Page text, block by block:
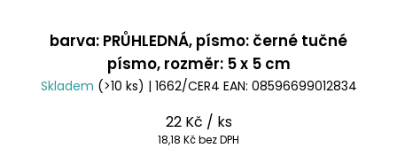
barva: PRŮHLEDNÁ, písmo: černé tučné
písmo, rozměr: 5 x 5 cm
Skladem (>10 ks) | 1662/CER4 EAN: 08596699012834
22 Kč / ks
18,18 Kč bez DPH